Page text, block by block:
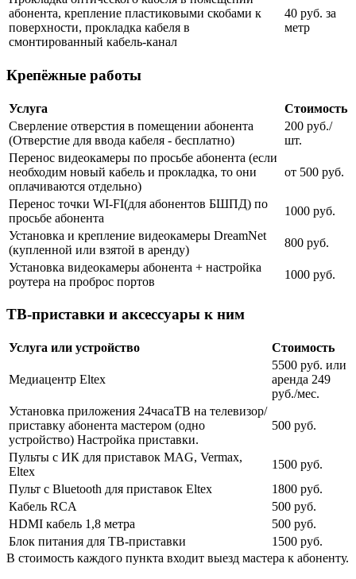
абонента, крепление пластиковыми скобами к
поверхности, прокладка кабеля в
смонтированный кабель-канал
40 руб. за
метр
Крепёжные работы
Услуга
Стоимость
Сверление отверстия в помещении абонента
(Отверстие для ввода кабеля - бесплатно)
200 руб./
шт.
Перенос видеокамеры по просьбе абонента (если
необходим новый кабель и прокладка, то они
оплачиваются отдельно)
от 500 руб.
Перенос точки WI-FI(для абонентов БШПД) по
просьбе абонента
1000 руб.
Установка и крепление видеокамеры DreamNet
(купленной или взятой в аренду)
800 руб.
Установка видеокамеры абонента + настройка
роутера на проброс портов
1000 руб.
ТВ-приставки и аксессуары к ним
Услуга или устройство Стоимость
Медиацентр Eltex
5500 руб. или
аренда 249
руб./мес.
Установка приложения 24часаТВ на телевизор/
приставку абонента мастером (одно
устройство) Настройка приставки.
500 руб.
Пульты с ИК для приставок MAG, Vermax,
Eltex
1500 руб.
Пульт с Bluetooth для приставок Eltex
1800 руб.
Кабель RCA
500 руб.
HDMI кабель 1,8 метра
500 руб.
Блок питания для ТВ-приставки
1500 руб.
В стоимость каждого пункта входит выезд мастера к абоненту.